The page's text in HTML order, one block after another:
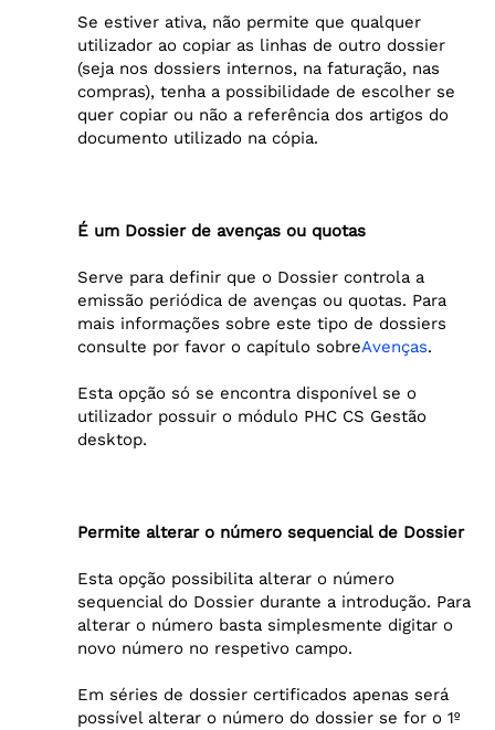
Se estiver ativa, não permite que qualquer
utilizador ao copiar as linhas de outro dossier
(seja nos dossiers internos, na faturação, nas
compras), tenha a possibilidade de escolher se
quer copiar ou não a referência dos artigos do
documento utilizado na cópia.
É um Dossier de avenças ou quotas
Serve para definir que o Dossier controla a
emissão periódica de avenças ou quotas. Para
mais informações sobre este tipo de dossiers
consulte por favor o capítulo sobreAvenças.
Esta opção só se encontra disponível se o
utilizador possuir o módulo PHC CS Gestão
desktop.
Permite alterar o número sequencial de Dossier
Esta opção possibilita alterar o número
sequencial do Dossier durante a introdução. Para
alterar o número basta simplesmente digitar o
novo número no respetivo campo.
Em séries de dossier certificados apenas será
possível alterar o número do dossier se for o 1º